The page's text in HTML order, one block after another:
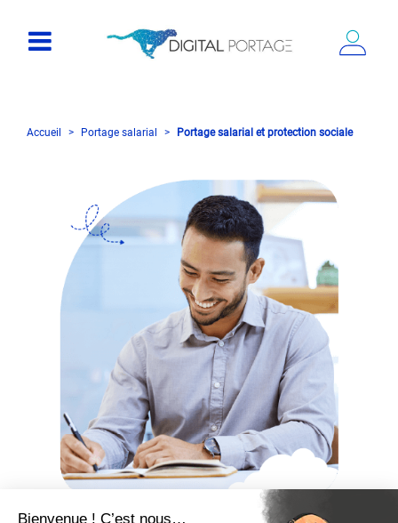
Accueil Portage salarial Portage salarial et protection sociale